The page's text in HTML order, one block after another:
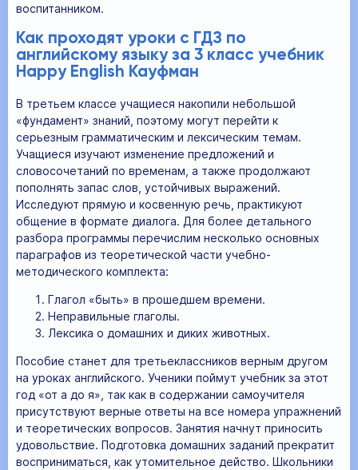
воспитанником.
Как проходят уроки с ГДЗ по
английскому языку за 3 класс учебник
Happy English Кауфман
В третьем классе учащиеся накопили небольшой
«фундамент» знаний, поэтому могут перейти к
серьезным грамматическим и лексическим темам.
Учащиеся изучают изменение предложений и
словосочетаний по временам, а также продолжают
пополнять запас слов, устойчивых выражений.
Исследуют прямую и косвенную речь, практикуют
общение в формате диалога. Для более детального
разбора программы перечислим несколько основных
параграфов из теоретической части учебно-
методического комплекта:
Глагол «быть» в прошедшем времени.
Неправильные глаголы.
Лексика о домашних и диких животных.
Пособие станет для третьеклассников верным другом
на уроках английского. Ученики поймут учебник за этот
год «от а до я», так как в содержании самоучителя
присутствуют верные ответы на все номера упражнений
и теоретических вопросов. Занятия начнут приносить
удовольствие. Подготовка домашних заданий прекратит
восприниматься, как утомительное действо. Школьники